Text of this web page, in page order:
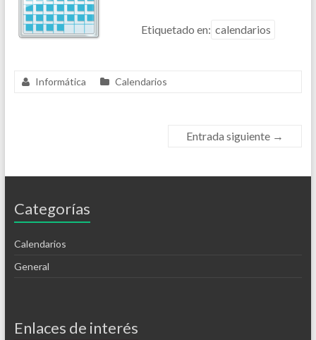
Etiquetado en: calendarios
Informática Calendarios
Entrada siguiente →
Categorías
Calendarios
General
Enlaces de interés